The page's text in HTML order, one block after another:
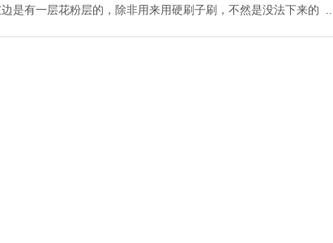
是有一层花粉层的，除非用来用硬刷子刷，不然是没法下来的 ...